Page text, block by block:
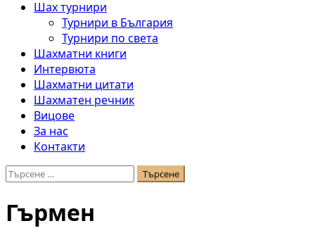
Шах турнири
Турнири в България
Турнири по света
Шахматни книги
Интервюта
Шахматни цитати
Шахматен речник
Вицове
За нас
Контакти
Търсене
Гърмен